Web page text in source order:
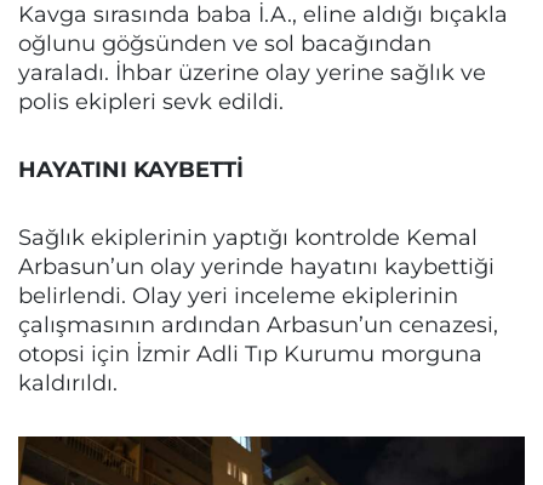
Kavga sırasında baba İ.A., eline aldığı bıçakla
oğlunu göğsünden ve sol bacağından
yaraladı. İhbar üzerine olay yerine sağlık ve
polis ekipleri sevk edildi.
HAYATINI KAYBETTİ
Sağlık ekiplerinin yaptığı kontrolde Kemal
Arbasun’un olay yerinde hayatını kaybettiği
belirlendi. Olay yeri inceleme ekiplerinin
çalışmasının ardından Arbasun’un cenazesi,
otopsi için İzmir Adli Tıp Kurumu morguna
kaldırıldı.